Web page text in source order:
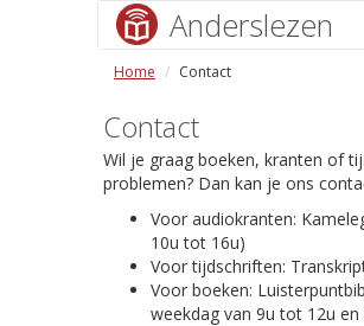
Anderslezen
Home Contact
Contact
Wil je graag boeken, kranten of
problemen? Dan kan je ons
Voor audiokranten:
10u tot 16u)
Voor tijdschriften:
Voor boeken:
weekdag van 9u tot 12u